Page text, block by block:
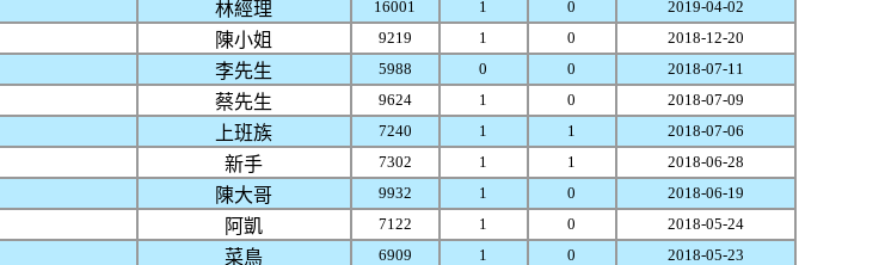
林經理 16001 1 0 2019-04-02
陳小姐 9219 1 0 2018-12-20
李先生 5988 0 0 2018-07-11
蔡先生 9624 1 0 2018-07-09
上班族 7240 1 1 2018-07-06
新手 7302 1 1 2018-06-28
陳大哥 9932 1 0 2018-06-19
阿凱 7122 1 0 2018-05-24
菜鳥 6909 1 0 2018-05-23